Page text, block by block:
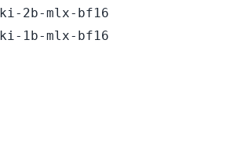
2b-mlx-bf16
1b-mlx-bf16